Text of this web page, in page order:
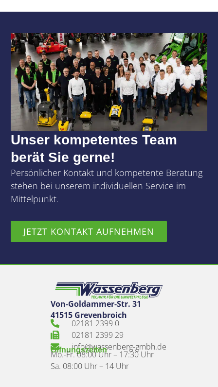
Unser kompetentes Team
berät Sie gerne!
Persönlicher Kontakt und kompetente Beratung
stehen bei unserem individuellen Service im
Mittelpunkt.
JETZT KONTAKT AUFNEHMEN
Von-Goldammer-Str. 31
41515 Grevenbroich
02181 2399 0
02181 2399 29
info@wassenberg-gmbh.de
Öffnungszeiten
Mo.-Fr. 08:00 Uhr – 17:30 Uhr
Sa. 08:00 Uhr – 14 Uhr